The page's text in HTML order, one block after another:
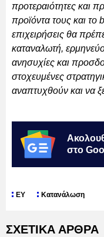
προτεραιότητες και
προϊόντα τους και το
επιχειρήσεις θα
καταναλωτή,
ανησυχίες και
στοχευμένες
αναπτυχθούν και να
στο
ΕΥ Κατανάλωση
ΣΧΕΤΙΚΑ ΑΡΘΡΑ